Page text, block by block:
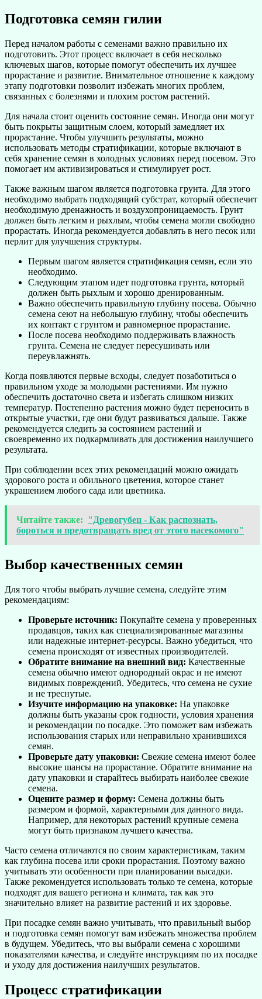
Подготовка семян гилии
Перед началом работы с семенами важно правильно их
подготовить. Этот процесс включает в себя несколько
ключевых шагов, которые помогут обеспечить их лучшее
прорастание и развитие. Внимательное отношение к каждому
этапу подготовки позволит избежать многих проблем,
связанных с болезнями и плохим ростом растений.
Для начала стоит оценить состояние семян. Иногда они могут
быть покрыты защитным слоем, который замедляет их
прорастание. Чтобы улучшить результаты, можно
использовать методы стратификации, которые включают в
себя хранение семян в холодных условиях перед посевом. Это
помогает им активизироваться и стимулирует рост.
Также важным шагом является подготовка грунта. Для этого
необходимо выбрать подходящий субстрат, который обеспечит
необходимую дренажность и воздухопроницаемость. Грунт
должен быть легким и рыхлым, чтобы семена могли свободно
прорастать. Иногда рекомендуется добавлять в него песок или
перлит для улучшения структуры.
Первым шагом является стратификация семян, если это
необходимо.
Следующим этапом идет подготовка грунта, который
должен быть рыхлым и хорошо дренированным.
Важно обеспечить правильную глубину посева. Обычно
семена сеют на небольшую глубину, чтобы обеспечить
их контакт с грунтом и равномерное прорастание.
После посева необходимо поддерживать влажность
грунта. Семена не следует пересушивать или
переувлажнять.
Когда появляются первые всходы, следует позаботиться о
правильном уходе за молодыми растениями. Им нужно
обеспечить достаточно света и избегать слишком низких
температур. Постепенно растения можно будет переносить в
открытые участки, где они будут развиваться дальше. Также
рекомендуется следить за состоянием растений и
своевременно их подкармливать для достижения наилучшего
результата.
При соблюдении всех этих рекомендаций можно ожидать
здорового роста и обильного цветения, которое станет
украшением любого сада или цветника.
Читайте также: "Древогубец - Как распознать,
бороться и предотвращать вред от этого насекомого"
Выбор качественных семян
Для того чтобы выбрать лучшие семена, следуйте этим
рекомендациям:
Проверьте источник: Покупайте семена у проверенных
продавцов, таких как специализированные магазины
или надежные интернет-ресурсы. Важно убедиться, что
семена происходят от известных производителей.
Обратите внимание на внешний вид: Качественные
семена обычно имеют однородный окрас и не имеют
видимых повреждений. Убедитесь, что семена не сухие
и не треснутые.
Изучите информацию на упаковке: На упаковке
должны быть указаны срок годности, условия хранения
и рекомендации по посадке. Это поможет вам избежать
использования старых или неправильно хранившихся
семян.
Проверьте дату упаковки: Свежие семена имеют более
высокие шансы на прорастание. Обратите внимание на
дату упаковки и старайтесь выбирать наиболее свежие
семена.
Оцените размер и форму: Семена должны быть
размером и формой, характерными для данного вида.
Например, для некоторых растений крупные семена
могут быть признаком лучшего качества.
Часто семена отличаются по своим характеристикам, таким
как глубина посева или сроки прорастания. Поэтому важно
учитывать эти особенности при планировании высадки.
Также рекомендуется использовать только те семена, которые
подходят для вашего региона и климата, так как это
значительно влияет на развитие растений и их здоровье.
При посадке семян важно учитывать, что правильный выбор
и подготовка семян помогут вам избежать множества проблем
в будущем. Убедитесь, что вы выбрали семена с хорошими
показателями качества, и следуйте инструкциям по их посадке
и уходу для достижения наилучших результатов.
Процесс стратификации